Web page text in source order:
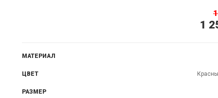
1
МАТЕРИАЛ
ЦВЕТ
РАЗМЕР